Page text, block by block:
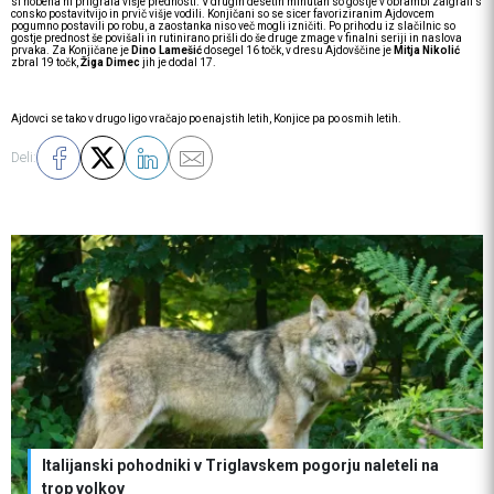
consko postavitvijo in prvič višje vodili. Konjičani so se sicer favoriziranim Ajdovcem
pogumno postavili po robu, a zaostanka niso več mogli izničiti. Po prihodu iz slačilnic so
gostje prednost še povišali in rutinirano prišli do še druge zmage v finalni seriji in naslova
prvaka. Za Konjičane je Dino Lamešićdosegel 16 točk, v dresu Ajdovščine je Mitja Nikolić
zbral 19 točk, Žiga Dimecjih je dodal 17.
Ajdovci se tako v drugo ligo vračajo po enajstih letih, Konjice pa po osmih letih.
Deli:
Italijanski pohodniki v Triglavskem pogorju naleteli na
trop volkov